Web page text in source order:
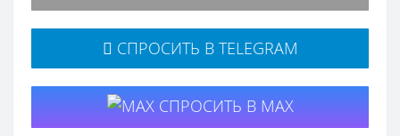
СПРОСИТЬ В TELEGRAM
СПРОСИТЬ В MAX